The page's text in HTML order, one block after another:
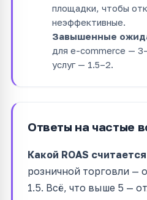
площадки, чтобы
неэффективные.
Завышенные
для e-commerce —
услуг — 1.5–2.
Ответы на частые
Какой ROAS
розничной торговли —
1.5. Всё, что выше 5 —